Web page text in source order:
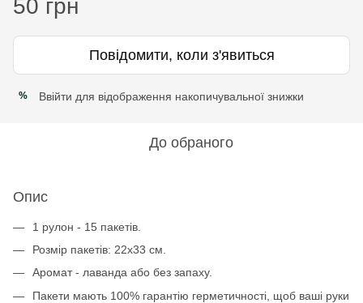
50 грн
Повідомити, коли з'явиться
% Ввійти для відображення накопичувальної знижки
До обраного
Опис
1 рулон - 15 пакетів.
Розмір пакетів: 22х33 см.
Аромат - лаванда або без запаху.
Пакети мають 100% гарантію герметичності, щоб ваші руки